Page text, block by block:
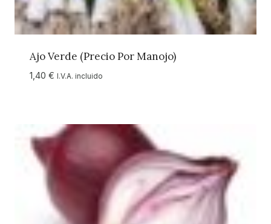
Ajo Verde (Precio Por Manojo)
1,40 € I.V.A. incluido